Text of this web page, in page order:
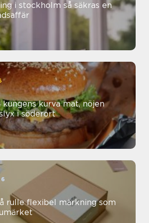
så säkras en
kurva mat, nöjen
i söderort
som